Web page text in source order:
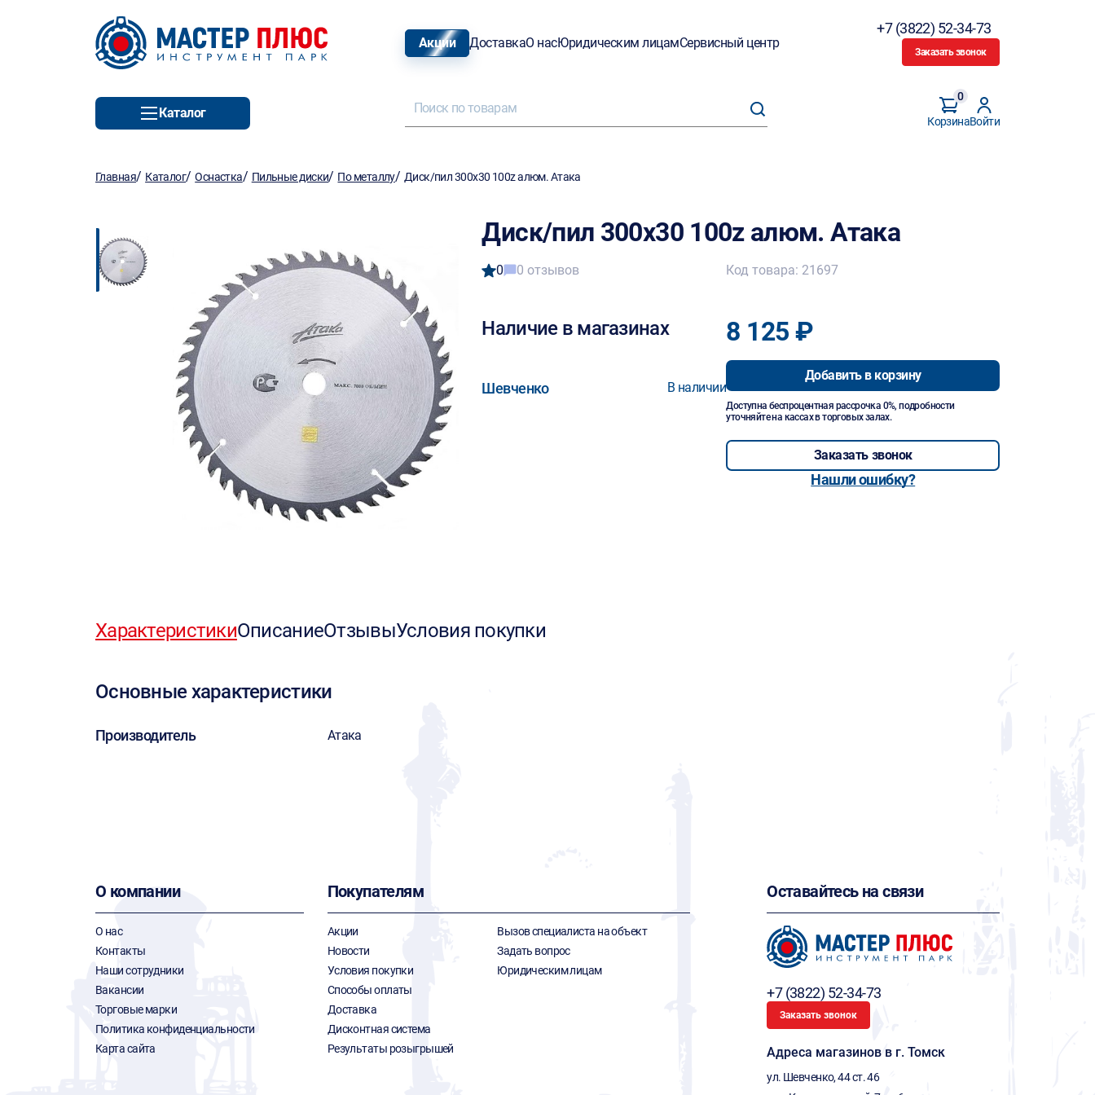
Акции ДоставкаО насЮридическим лицамСервисный центр
+7 (3822) 52-34-73
Заказать звонок
Каталог
Корзина
0
Войти
Главная/ Каталог/Оснастка/ Пильные диски/ По металлу/ Диск/пил 300х30 100z алюм. Атака
Диск/пил 300х30 100z алюм. Атака
0 0 отзывов
Наличие в магазинах
Шевченко В наличии
Код товара: 21697
8 125 ₽
Добавить в корзину
Доступна беспроцентная рассрочка 0%, подробности
уточняйте на кассах в торговых залах.
Заказать звонок
Нашли ошибку?
ХарактеристикиОписаниеОтзывыУсловия покупки
Основные характеристики
Производитель Атака
О компании
О нас
Контакты
Наши сотрудники
Вакансии
Торговые марки
Политика конфиденциальности
Карта сайта
Покупателям
Акции
Новости
Условия покупки
Способы оплаты
Доставка
Дисконтная система
Результаты розыгрышей
Вызов специалиста на объект
Задать вопрос
Юридическим лицам
Оставайтесь на связи
+7 (3822) 52-34-73
Заказать звонок
Адреса магазинов в г. Томск
ул. Шевченко, 44 ст. 46